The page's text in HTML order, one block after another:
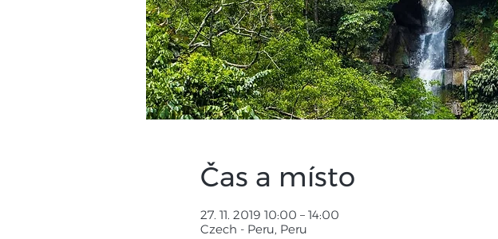
Čas a místo
27. 11. 2019 10:00 – 14:00
Czech - Peru, Peru